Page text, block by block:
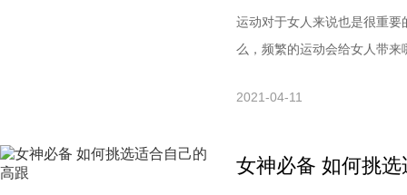
运动对于女人来说也是很重
么，频繁的运动会给女人带
宜、实用、有效果、永不过
2021-04-11
女神必备 如何挑